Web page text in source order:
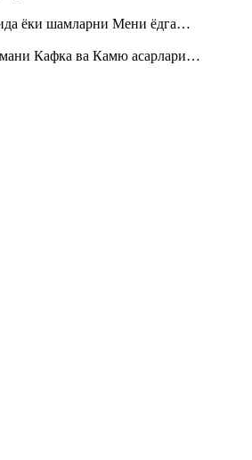
ёки шамларни Мени ёдга…
Кафка ва Камю асарлари…